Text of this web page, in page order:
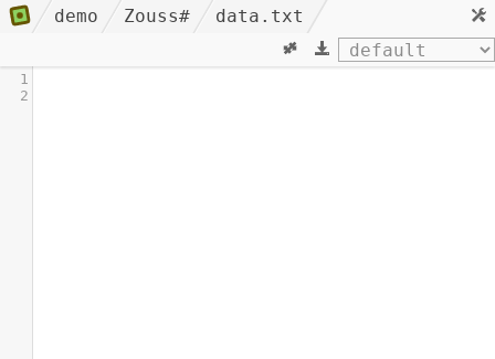
demo Zouss# data.txt
1
2